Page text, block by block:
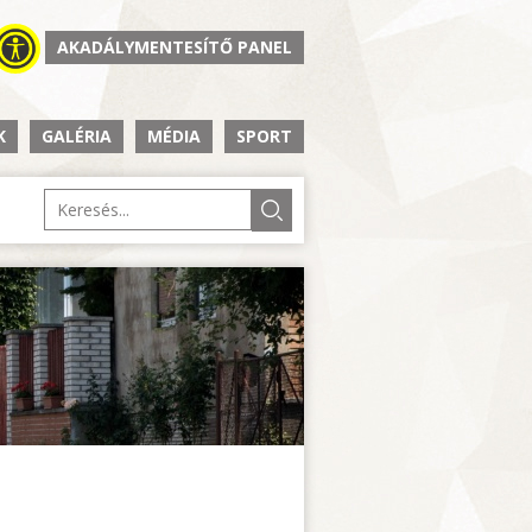
AKADÁLYMENTESÍTŐ PANEL
GALÉRIA MÉDIA SPORT